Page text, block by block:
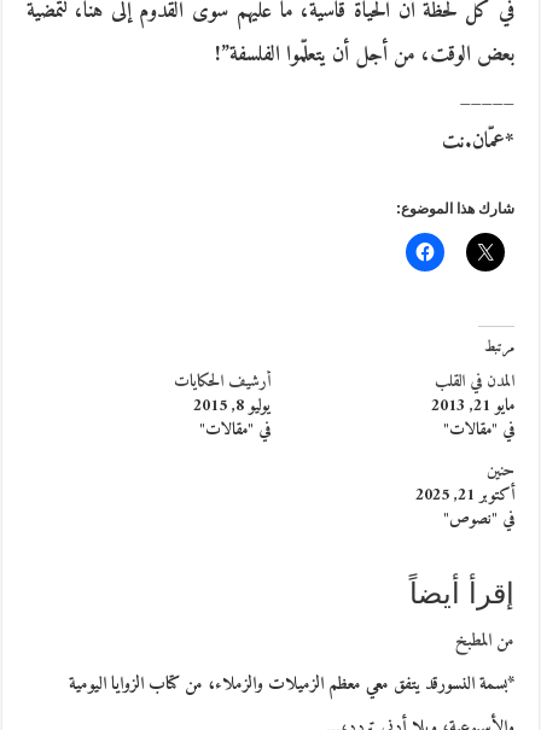
في كلّ لحظة أنّ الحياة قاسية، ما عليهم سوى القدوم إلى هنا، لتمضية
بعض الوقت، من أجل أن يتعلّموا الفلسفة”!
_____
*عمّان.نت
شارك هذا الموضوع:
مرتبط
المدن في القلب
مايو 21, 2013
في "مقالات"
أرشيف الحكايات
يوليو 8, 2015
في "مقالات"
حنين
أكتوبر 21, 2025
في "نصوص"
إقرأ أيضاً
من المطبخ
*بسمة النسورقد يتفق معي معظم الزميلات والزملاء، من كتاب الزوايا اليومية